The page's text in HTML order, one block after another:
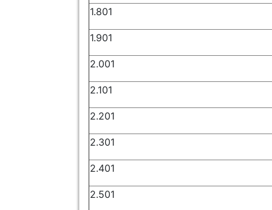
1.801
1.901
2.001
2.101
2.201
2.301
2.401
2.501